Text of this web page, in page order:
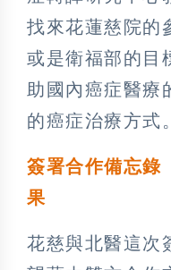
找來花蓮慈院的
或是衛福部的目
助國內癌症醫療
的癌症治療方式。
簽署合作備忘
果
花慈與北醫這次